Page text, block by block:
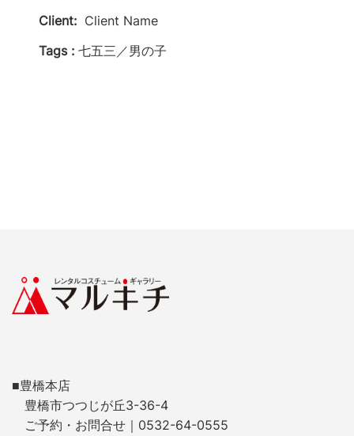
Client: Client Name
Tags : 七五三／男の子
■豊橋本店
豊橋市つつじが丘3-36-4
ご予約・お問合せ｜0532-64-0555